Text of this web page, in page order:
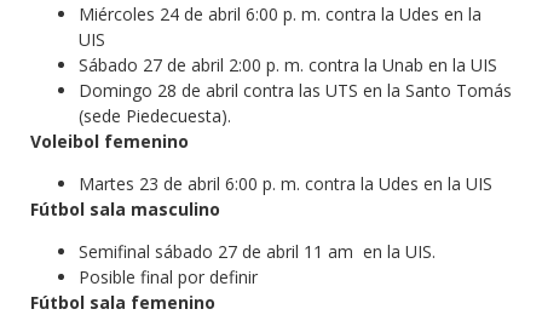
Miércoles 24 de abril 6:00 p. m. contra la Udes en la
UIS
Sábado 27 de abril 2:00 p. m. contra la Unab en la UIS
Domingo 28 de abril contra las UTS en la Santo Tomás
(sede Piedecuesta).
Voleibol femenino
Martes 23 de abril 6:00 p. m. contra la Udes en la UIS
Fútbol sala masculino
Semifinal sábado 27 de abril 11 am en la UIS.
Posible final por definir
Fútbol sala femenino